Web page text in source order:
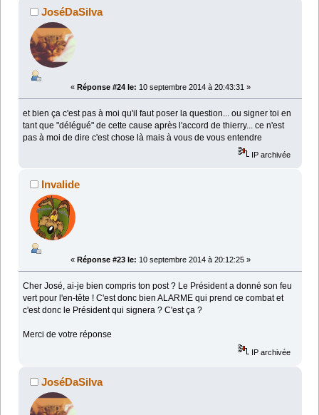
JoséDaSilva
« Réponse #24 le: 10 septembre 2014 à 20:43:31 »
et bien ça c'est pas à moi qu'il faut poser la question... ou signer toi en
tant que "délégué" de cette cause après l'accord de thierry... ce n'est
pas à moi de dire c'est chose là mais à vous de vous entendre
IP archivée
Invalide
« Réponse #23 le: 10 septembre 2014 à 20:12:25 »
Cher José, ai-je bien compris ton post ? Le Président a donné son feu
vert pour l'en-tête ! C'est donc bien ALARME qui prend ce combat et
c'est donc le Président qui signera ? C'est ça ?
Merci de votre réponse
IP archivée
JoséDaSilva